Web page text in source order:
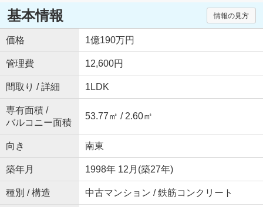
基本情報 情報の見方
価格 1億190万円
管理費 12,600円
間取り / 詳細 1LDK
専有面積 /
バルコニー面積
53.77㎡ / 2.60㎡
向き 南東
築年月 1998年 12月(築27年)
種別 / 構造 中古マンション / 鉄筋コンクリート